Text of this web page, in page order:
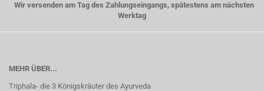
Wir versenden am Tag des Zahlungseingangs, spätestens am nächsten
Werktag
MEHR ÜBER...
Triphala- die 3 Königskräuter des Ayurveda